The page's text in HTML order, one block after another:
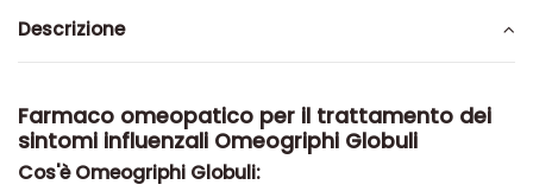
Descrizione
Farmaco omeopatico per il trattamento dei
sintomi influenzali Omeogriphi Globuli
Cos'è Omeogriphi Globuli: